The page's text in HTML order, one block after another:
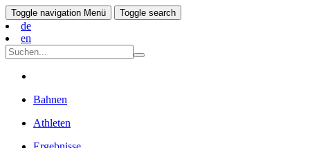
Toggle navigation Menü Toggle search
de
en
Bahnen
Athleten